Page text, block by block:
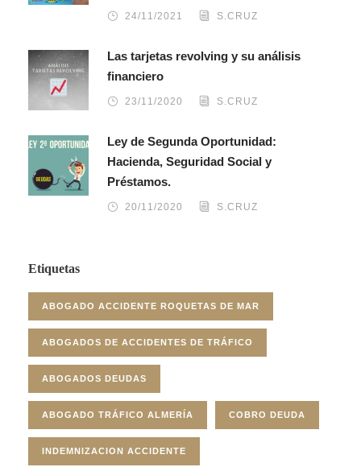
24/11/2021 S.CRUZ
Las tarjetas revolving y su análisis
financiero
23/11/2020 S.CRUZ
Ley de Segunda Oportunidad:
Hacienda, Seguridad Social y
Préstamos.
20/11/2020 S.CRUZ
Etiquetas
ABOGADO ACCIDENTE ROQUETAS DE MAR
ABOGADOS DE ACCIDENTES DE TRÁFICO
ABOGADOS DEUDAS
ABOGADO TRÁFICO ALMERÍA COBRO DEUDA
INDEMNIZACION ACCIDENTE